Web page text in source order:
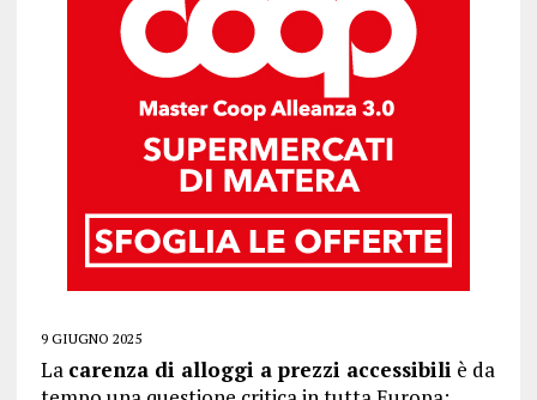
9 GIUGNO 2025
La carenza di alloggi a prezzi accessibili è da